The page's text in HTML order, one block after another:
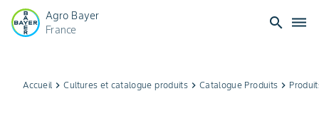
Agro Bayer
France
search dehaze
Accueil keyboard_arrow_rightCultures et catalogue produitskeyboard_arrow_right Catalogue Produits keyboard_arrow_right